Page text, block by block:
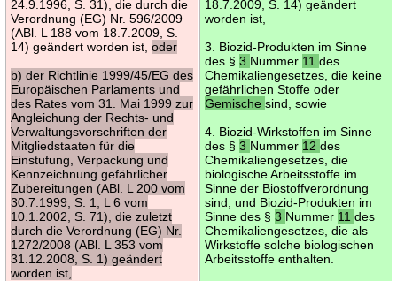
24.9.1996, S. 31), die durch die
Verordnung (EG) Nr. 596/2009
(ABl. L 188 vom 18.7.2009, S.
14) geändert worden ist,oder
b) der Richtlinie 1999/45/EG des
Europäischen Parlaments und
des Rates vom 31. Mai 1999 zur
Angleichung der Rechts- und
Verwaltungsvorschriften der
Mitgliedstaaten für die
Einstufung, Verpackung und
Kennzeichnung gefährlicher
Zubereitungen (ABl. L 200 vom
30.7.1999, S. 1, L 6 vom
10.1.2002, S. 71), die zuletzt
durch die Verordnung (EG) Nr.
1272/2008 (ABl. L 353 vom
31.12.2008, S. 1) geändert
worden ist,
18.7.2009, S. 14) geändert
worden ist,
3. Biozid-Produkten im Sinne
des §3 Nummer 11des
Chemikaliengesetzes, die keine
gefährlichen Stoffe oder
Gemischesind, sowie
4. Biozid-Wirkstoffen im Sinne
des §3 Nummer 12des
Chemikaliengesetzes, die
biologische Arbeitsstoffe im
Sinne der Biostoffverordnung
sind, und Biozid-Produkten im
Sinne des §3 Nummer 11des
Chemikaliengesetzes, die als
Wirkstoffe solche biologischen
Arbeitsstoffe enthalten.